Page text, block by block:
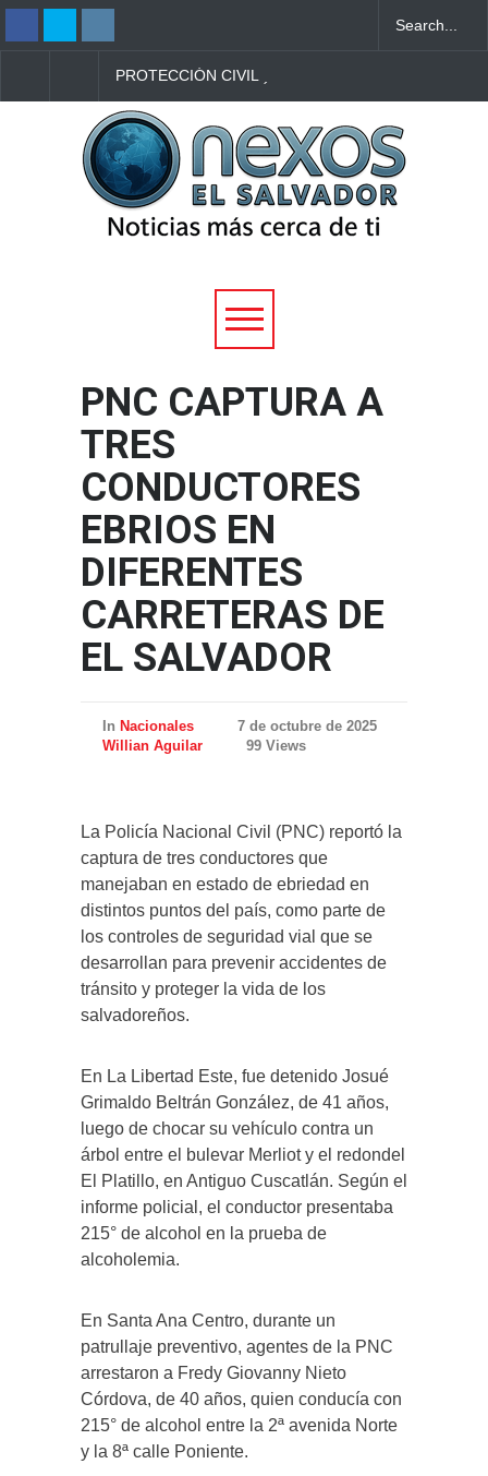
PROTECCIÓN CIVIL
ACCIDENTES DE
TRÁNSITO DURANTE EL
PLAN VACACIÓN 2026
REPORTA ATAQUE
DE HONDURAS
PNC CAPTURA A
TRES
CONDUCTORES
EBRIOS EN
DIFERENTES
CARRETERAS DE
EL SALVADOR
In Nacionales
7 de octubre de 2025
Willian Aguilar
99 Views
La Policía Nacional Civil (PNC) reportó la
captura de tres conductores que
manejaban en estado de ebriedad en
distintos puntos del país, como parte de
los controles de seguridad vial que se
desarrollan para prevenir accidentes de
tránsito y proteger la vida de los
salvadoreños.
En La Libertad Este, fue detenido Josué
Grimaldo Beltrán González, de 41 años,
luego de chocar su vehículo contra un
árbol entre el bulevar Merliot y el redondel
El Platillo, en Antiguo Cuscatlán. Según el
informe policial, el conductor presentaba
215° de alcohol en la prueba de
alcoholemia.
En Santa Ana Centro, durante un
patrullaje preventivo, agentes de la PNC
arrestaron a Fredy Giovanny Nieto
Córdova, de 40 años, quien conducía con
215° de alcohol entre la 2ª avenida Norte
y la 8ª calle Poniente.